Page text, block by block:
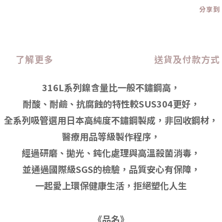
分享到
了解更多 送貨及付款方式
316L系列鎳含量比一般不鏽鋼高，
耐酸、耐鹼、抗腐蝕的特性較SUS304更好，
全系列吸管選用日本高純度不鏽鋼製成，非回收鋼材，
醫療用品等級製作程序，
經過研磨、拋光、鈍化處理與高溫殺菌消毒，
並通過國際級SGS的檢驗，品質安心有保障，
一起愛上環保健康生活，拒絕塑化人生
《品名》